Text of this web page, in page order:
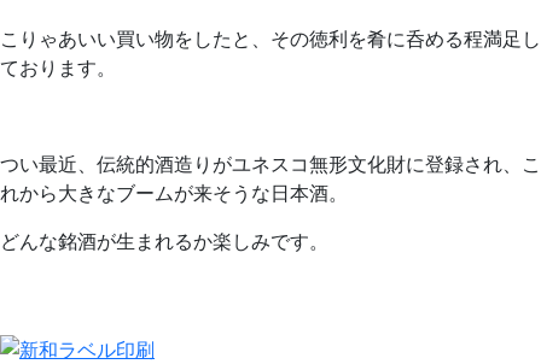
こりゃあいい買い物をしたと、その徳利を肴に呑める程満足し
ております。
つい最近、伝統的酒造りがユネスコ無形文化財に登録され、こ
れから大きなブームが来そうな日本酒。
どんな銘酒が生まれるか楽しみです。